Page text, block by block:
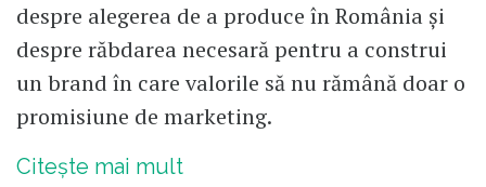
despre alegerea de a produce în România și
despre răbdarea necesară pentru a construi
un brand în care valorile să nu rămână doar o
promisiune de marketing.
Citește mai mult